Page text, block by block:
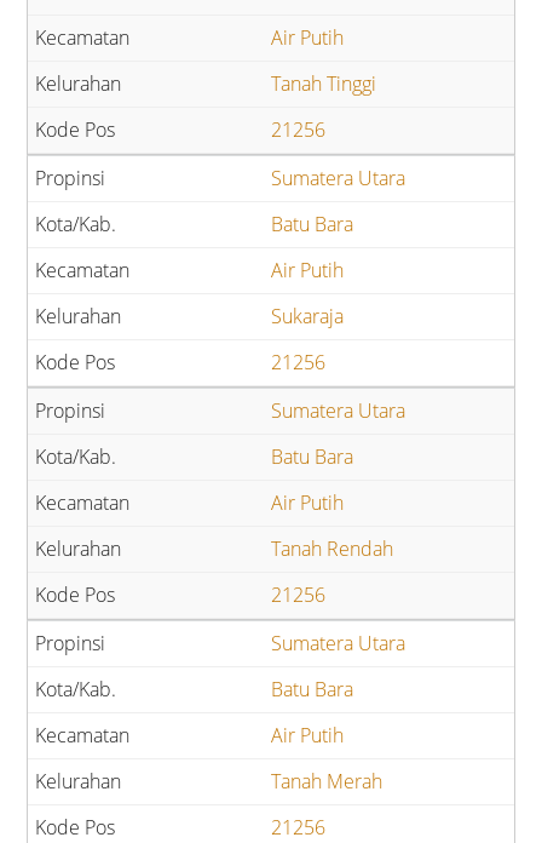
Air Putih
Tanah Tinggi
21256
Sumatera Utara
Batu Bara
Air Putih
Sukaraja
21256
Sumatera Utara
Batu Bara
Air Putih
Tanah Rendah
21256
Sumatera Utara
Batu Bara
Air Putih
Tanah Merah
21256